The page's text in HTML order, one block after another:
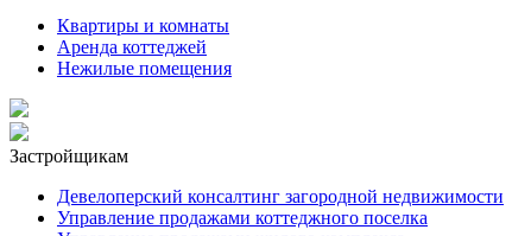
Квартиры и комнаты
Аренда коттеджей
Нежилые помещения
Застройщикам
Девелоперский консалтинг загородной недвижимости
Управление продажами коттеджного поселка